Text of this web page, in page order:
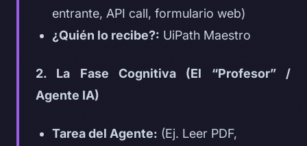
entrante, API call, formulario web)
¿Quién lo recibe?: UiPath Maestro
2. La Fase Cognitiva (El “Profesor” /
Agente IA)
Tarea del Agente: (Ej. Leer PDF,